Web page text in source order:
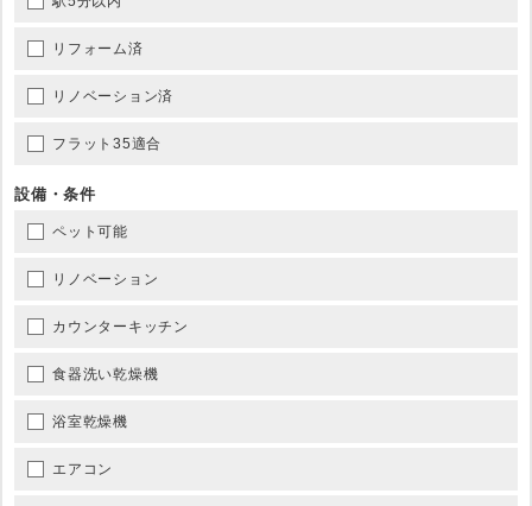
リフォーム済
リノベーション済
フラット35適合
設備・条件
ペット可能
リノベーション
カウンターキッチン
食器洗い乾燥機
浴室乾燥機
エアコン